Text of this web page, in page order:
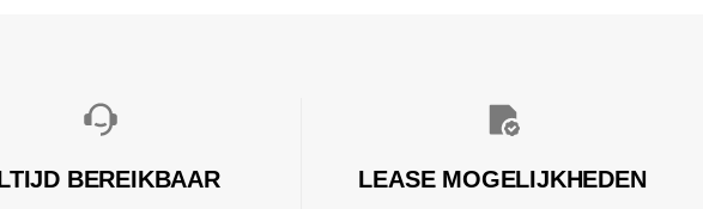
BEREIKBAAR LEASE MOGELIJKHEDEN